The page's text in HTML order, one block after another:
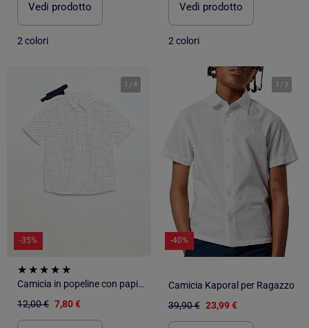
Vedi prodotto
2 colori
Vedi prodotto
2 colori
1 /4
-35%
Camicia in popeline con papillon
12,00 € 7,80 €
1 / 3
-40%
Camicia Kaporal per Ragazzo
39,90 € 23,99 €